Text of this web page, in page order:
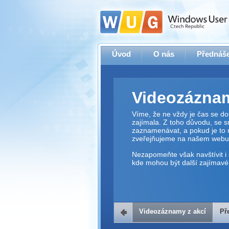
Úvod O nás
Víme, že ne vždy je čas se
zajímala. Z toho důvodu, se
zaznamenávat, a pokud je to
zveřejňujeme na našem webu.
Nezapomeňte však navštívit i
kde mohou být další zajímavé
Přehrávač
Videozáznamy z akcí